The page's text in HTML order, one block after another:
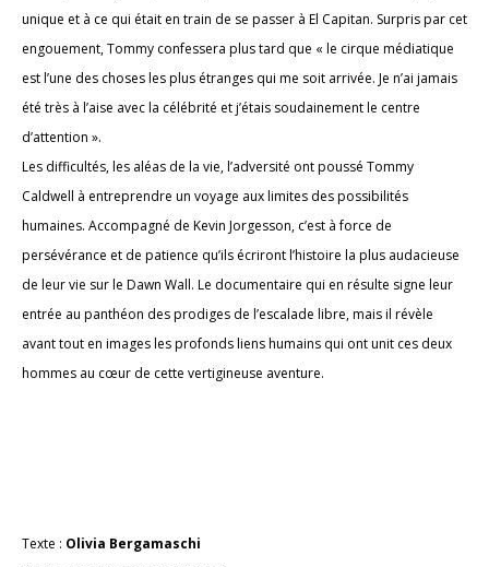
unique et à ce qui était en train de se passer à El Capitan. Surpris par cet
engouement, Tommy confessera plus tard que « le cirque médiatique
est l’une des choses les plus étranges qui me soit arrivée. Je n’ai jamais
été très à l’aise avec la célébrité et j’étais soudainement le centre
d’attention ».
Les difficultés, les aléas de la vie, l’adversité ont poussé Tommy
Caldwell à entreprendre un voyage aux limites des possibilités
humaines. Accompagné de Kevin Jorgesson, c’est à force de
persévérance et de patience qu’ils écriront l’histoire la plus audacieuse
de leur vie sur le Dawn Wall. Le documentaire qui en résulte signe leur
entrée au panthéon des prodiges de l’escalade libre, mais il révèle
avant tout en images les profonds liens humains qui ont unit ces deux
hommes au cœur de cette vertigineuse aventure.
Texte : Olivia Bergamaschi